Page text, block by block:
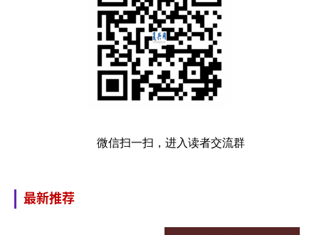
微信扫一扫，进入读者交流群
最新推荐